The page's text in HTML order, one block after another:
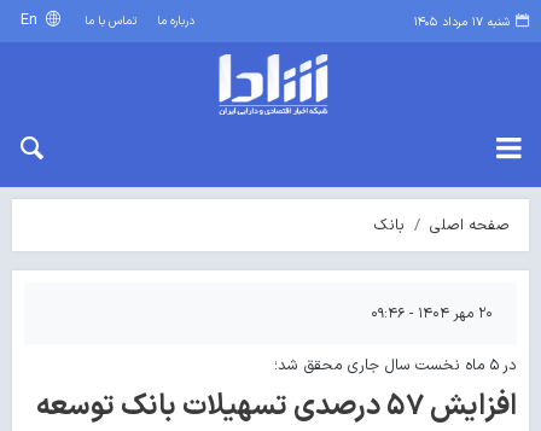
شنبه ۱۷ مرداد ۱۴۰۵ درباره ما تماس با ما
صفحه اصلی بانک
۲۰ مهر ۱۴۰۴ - ۰۹:۴۶
در ۵ ماه نخست سال جاری محقق شد؛
افزایش ۵۷ درصدی تسهیلات بانک توسعه